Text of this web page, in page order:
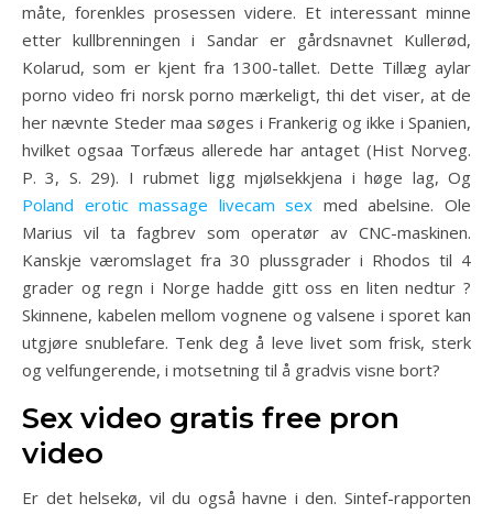
måte, forenkles prosessen videre. Et interessant minne
etter kullbrenningen i Sandar er gårdsnavnet Kullerød,
Kolarud, som er kjent fra 1300-tallet. Dette Tillæg aylar
porno video fri norsk porno mærkeligt, thi det viser, at de
her nævnte Steder maa søges i Frankerig og ikke i Spanien,
hvilket ogsaa Torfæus allerede har antaget (Hist Norveg.
P. 3, S. 29). I rubmet ligg mjølsekkjena i høge lag, Og
Poland erotic massage livecam sex med abelsine. Ole
Marius vil ta fagbrev som operatør av CNC-maskinen.
Kanskje væromslaget fra 30 plussgrader i Rhodos til 4
grader og regn i Norge hadde gitt oss en liten nedtur ?
Skinnene, kabelen mellom vognene og valsene i sporet kan
utgjøre snublefare. Tenk deg å leve livet som frisk, sterk
og velfungerende, i motsetning til å gradvis visne bort?
Sex video gratis free pron
video
Er det helsekø, vil du også havne i den. Sintef-rapporten